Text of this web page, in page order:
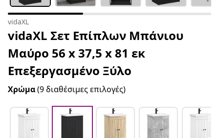
vidaXL
vidaXL Σετ Επίπλων Μπάνιου
Μαύρο 56 x 37,5 x 81 εκ
Επεξεργασμένο Ξύλο
Χρώμα(9 διαθέσιμες επιλογές)